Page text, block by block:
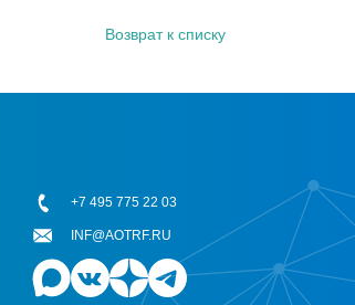
Возврат к списку
+7 495 775 22 03
INF@AOTRF.RU